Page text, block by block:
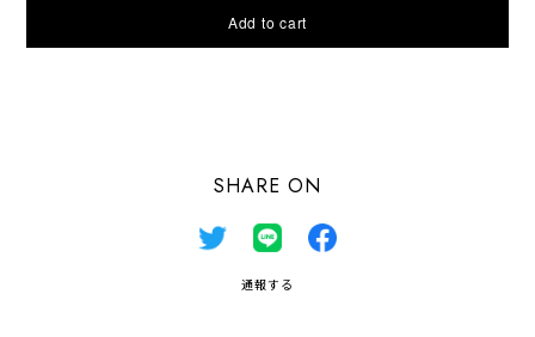
Add to cart
SHARE ON
通報する